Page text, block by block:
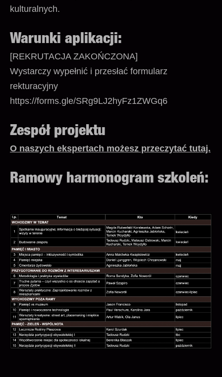
kulturalnych.
Warunki aplikacji:
[REKRUTACJA ZAKOŃCZONA]
Wystarczy wypełnić i przesłać formularz
rekturacyjny
https://forms.gle/SRg9LJ2hyFz1ZWGq6
Zespół projektu
O naszych ekspertach możesz przeczytać tutaj.
Ramowy harmonogram szkoleń: